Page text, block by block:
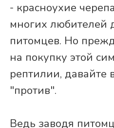
- красноухие
многих любителей
питомцев. Но
на покупку этой
рептилии, давайте
"против".
Ведь заводя